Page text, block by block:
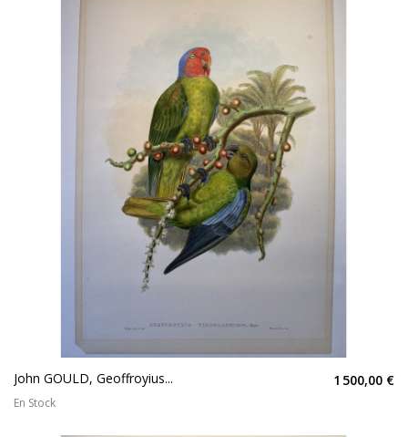
John GOULD, Geoffroyius... 1 500,00 €
En Stock